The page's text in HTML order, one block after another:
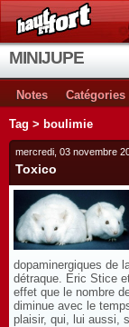
MINIJUPE
Notes Catégories
Tag > boulimie
mercredi, 03 novembre
Toxico
dopaminergiques de
détraque. Eric Stice
effet que le nombre
diminue avec le
plaisir, qui, lui aussi,